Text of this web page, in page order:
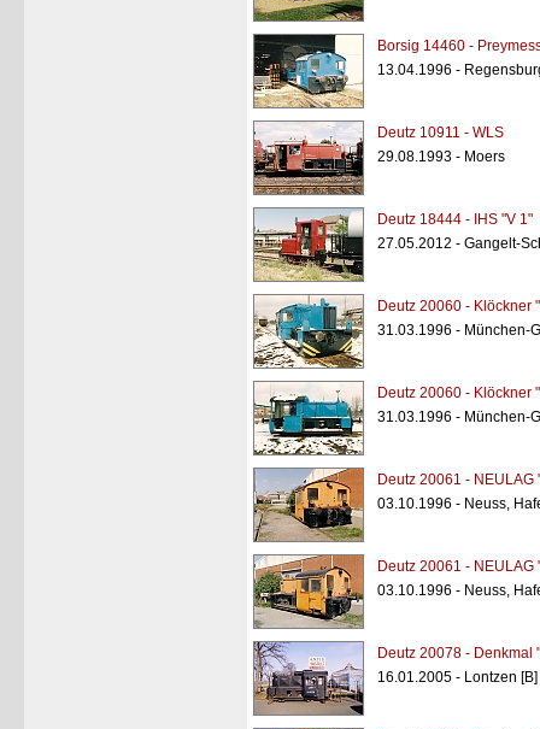
Borsig 14460 -
13.04.1996 -
Deutz 10911 - WLS
29.08.1993 - Moers
Deutz 18444 - IHS "V 1"
27.05.2012 - Gangelt-
Deutz 20060 - Klöckner
31.03.1996 - München-
Deutz 20060 - Klöckner
31.03.1996 - München-
Deutz 20061 - NEULAG
03.10.1996 - Neuss,
Deutz 20061 - NEULAG
03.10.1996 - Neuss,
Deutz 20078 - Denkmal
16.01.2005 - Lontzen [B]